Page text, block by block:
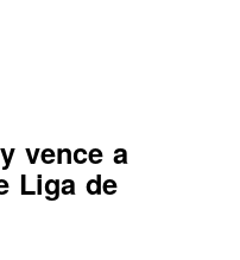
vence a
Liga de